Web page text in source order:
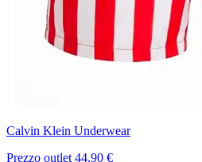
Calvin Klein Underwear
Prezzo outlet 44,90 €